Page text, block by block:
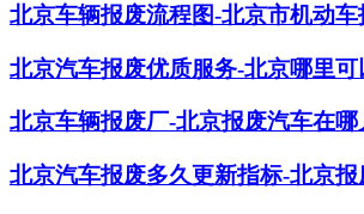
北京车辆报废流程图-北京市机动
北京汽车报废优质服务-北京哪里可
北京车辆报废厂-北京报废汽车在哪
北京汽车报废多久更新指标-北京